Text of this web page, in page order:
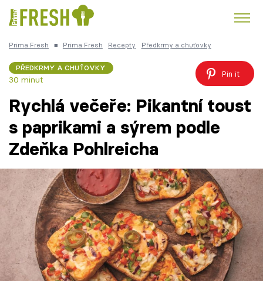
Česká kuchyně
Témata
Recepty
Články
TV Program
Škola vaření
Prima Fresh ■ Prima Fresh Recepty Předkrmy a chuťovky
PŘEDKRMY A CHUŤOVKY
30 minut
Pin it
Rychlá večeře: Pikantní toust
s paprikami a sýrem podle
Zdeňka Pohlreicha